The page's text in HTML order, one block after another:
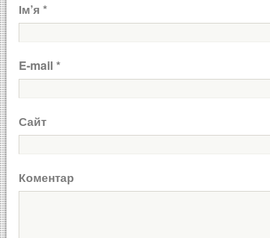
Ім’я *
E-mail *
Сайт
Коментар